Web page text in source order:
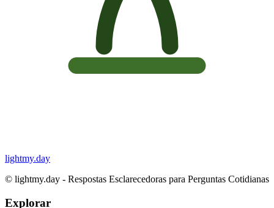
lightmy.day
© lightmy.day - Respostas Esclarecedoras para Perguntas Cotidianas
Explorar